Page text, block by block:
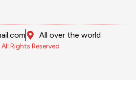
Rights Reserved
All over the world